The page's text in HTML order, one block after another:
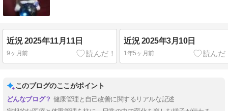
近況 2025年11月11日
9ヶ月前
近況 2025年3月10日
1年5ヶ月前
このブログのここがポイント
健康管理と自己改善に関するリアルな記述